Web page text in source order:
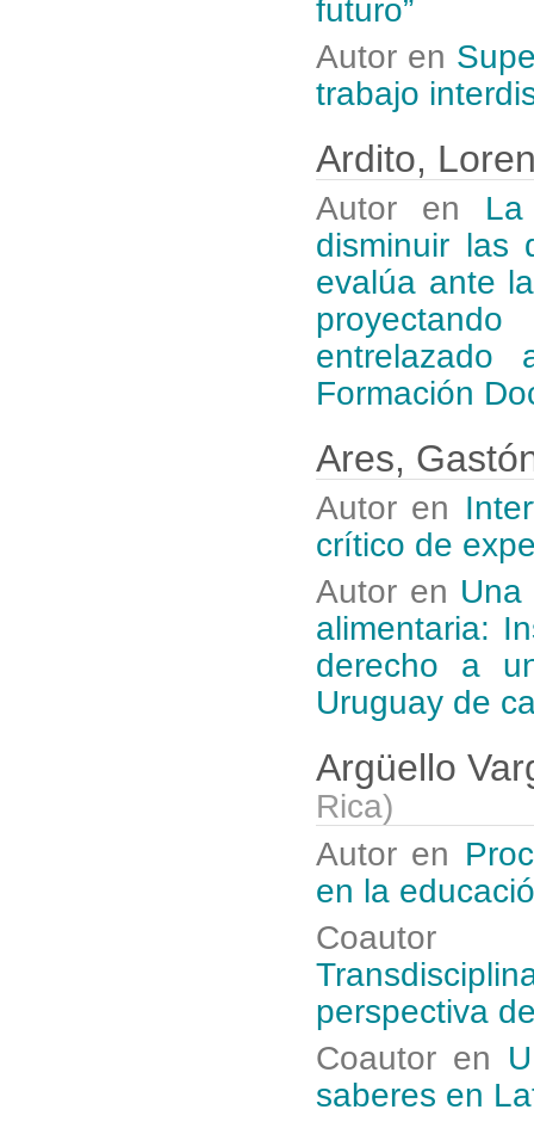
futuro”
Autor en
trabajo
Ardito,
Autor en
disminuir las
evalúa ante
Formación
Ares,
Autor en
crítico de
Autor en Una
alimentaria:
derecho a
Uruguay de
Argüello
Rica)
Autor en
en la
perspectiva
Coautor en
saberes en